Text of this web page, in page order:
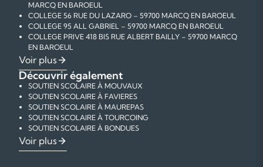
MARCQ EN BAROEUL
COLLEGE 56 RUE DU LAZARO – 59700 MARCQ EN BAROEUL
COLLEGE 95 ALL GABRIEL – 59700 MARCQ EN BAROEUL
COLLEGE PRIVE 418 BIS RUE ALBERT BAILLY – 59700 MARCQ
EN BAROEUL
ECOLE PRIMAIRE PUBLIQUE 76 RUE ROBERT SCHUMAN –
59700 MARCQ EN BAROEUL
ECOLE MATERNELLE PUBLIQUE 80 RUE ROBERT SCHUMAN –
59700 MARCQ EN BAROEUL
ECOLE MATERNELLE PUBLIQUE 16 PL DU GENERAL DE
GAULLE – 59700 MARCQ EN BAROEUL
ECOLE MATERNELLE PUBLIQUE 30 RUE DE L ERMITAGE –
59700 MARCQ EN BAROEUL
ECOLE MATERNELLE PUBLIQUE 3 RUE AUGUSTIN BOURDON –
59700 MARCQ EN BAROEUL
Voir plus
Découvrir également
SOUTIEN SCOLAIRE À MOUVAUX
SOUTIEN SCOLAIRE À FAVIERES
SOUTIEN SCOLAIRE À MAUREPAS
SOUTIEN SCOLAIRE À TOURCOING
SOUTIEN SCOLAIRE À BONDUES
SOUTIEN SCOLAIRE À RONCHIN
SOUTIEN SCOLAIRE À LA MADELEINE
COURS PARTICULIERS DE MATHÉMATIQUES À MARCQ EN
BAROEUL
Voir plus